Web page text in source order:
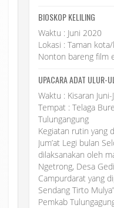
BIOSKOP KELILING
Waktu : Juni 2020
Lokasi : Taman
Nonton bareng film
UPACARA ADAT ULUR-
Waktu : Kisaran
Tempat : Telaga
Tulungangung
Kegiatan rutin yang
Jum’at Legi bulan
dilaksanakan oleh
Ngetrong, Desa
Campurdarat yang
Sendang Tirto
Pemkab